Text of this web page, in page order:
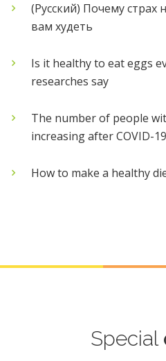
(Русский) Почему страх
вам худеть
Is it healthy to eat eggs
researches say
The number of people
increasing after COVID-19
How to make a healthy
Special